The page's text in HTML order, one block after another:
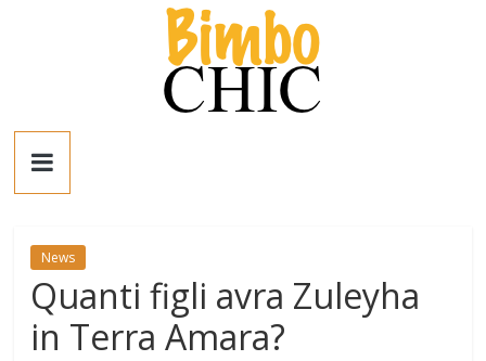
Bimbo
News
moda,
mamme,
spettacolo
News
Quanti figli avra Zuleyha
in Terra Amara?